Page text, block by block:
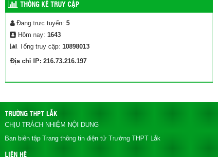
THỐNG KÊ TRUY CẬP
Đang trực tuyến: 5
Hôm nay: 1643
Tổng truy cập: 10898013
Địa chỉ IP: 216.73.216.197
TRƯỜNG THPT LẮK
CHỊU TRÁCH NHIỆM NỘI DUNG
Ban biên tập Trang thông tin điện tử Trường THPT Lắk
LIÊN HỆ